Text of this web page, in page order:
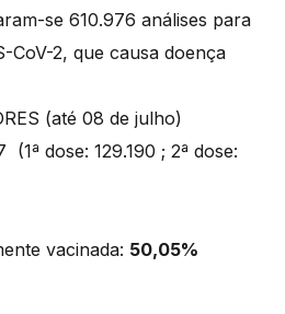
se 610.976 análises para
CoV-2, que causa doença
(até 08 de julho)
dose: 129.190 ; 2ª dose:
vacinada: 50,05%